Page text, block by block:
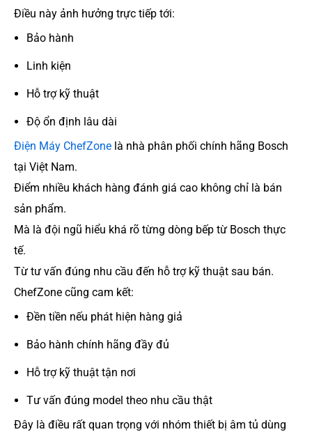
Điều này ảnh hưởng trực tiếp tới:
Bảo hành
Linh kiện
Hỗ trợ kỹ thuật
Độ ổn định lâu dài
Điện Máy ChefZone là nhà phân phối chính hãng Bosch
tại Việt Nam.
Điểm nhiều khách hàng đánh giá cao không chỉ là bán
sản phẩm.
Mà là đội ngũ hiểu khá rõ từng dòng bếp từ Bosch thực
tế.
Từ tư vấn đúng nhu cầu đến hỗ trợ kỹ thuật sau bán.
ChefZone cũng cam kết:
Đền tiền nếu phát hiện hàng giả
Bảo hành chính hãng đầy đủ
Hỗ trợ kỹ thuật tận nơi
Tư vấn đúng model theo nhu cầu thật
Đây là điều rất quan trọng với nhóm thiết bị âm tủ dùng